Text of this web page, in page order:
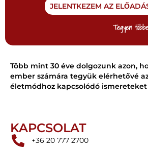
Tegyen
JELENTKEZEM AZ
Több mint 30 éve dolgozunk azon,
ember számára tegyük elérhetővé
életmódhoz kapcsolódó
KAPCSOLAT
+36 20 777 2700